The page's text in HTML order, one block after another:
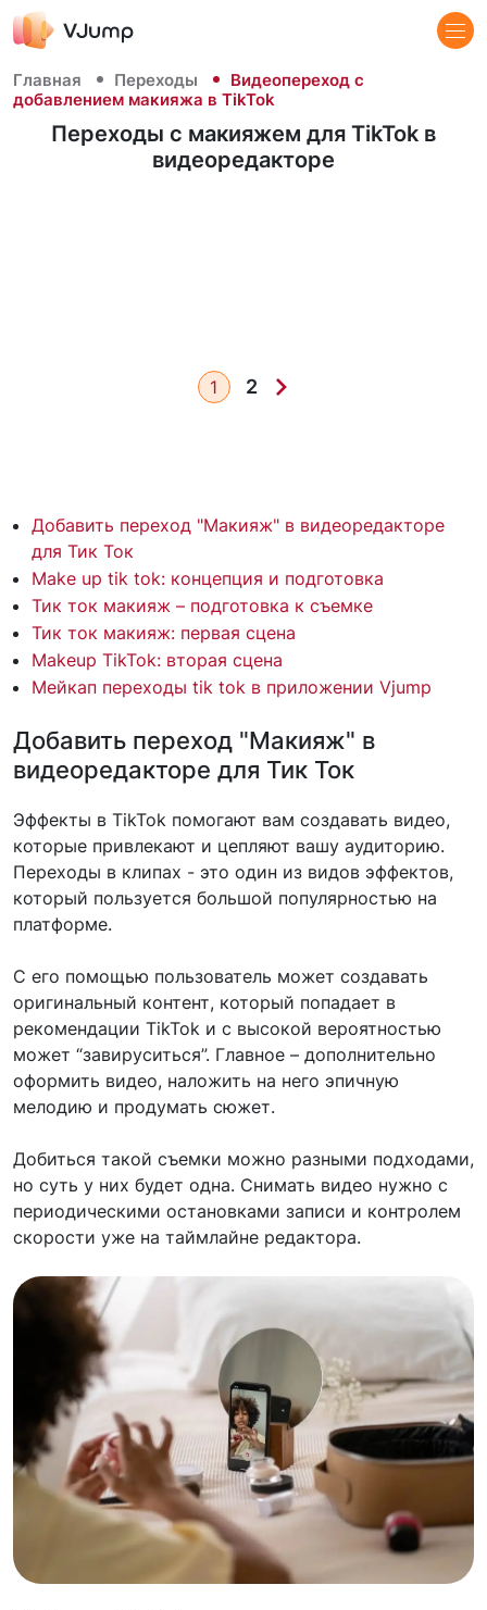
Главная Переходы
Видеопереход с
добавлением макияжа в TikTok
Переходы с макияжем для TikTok в
видеоредакторе
1 2
Добавить переход "Макияж" в видеоредакторе
для Тик Ток
Make up tik tok: концепция и подготовка
Тик ток макияж – подготовка к съемке
Тик ток макияж: первая сцена
Makeup TikTok: вторая сцена
Мейкап переходы tik tok в приложении Vjump
Добавить переход "Макияж" в
видеоредакторе для Тик Ток
Эффекты в TikTok помогают вам создавать видео,
которые привлекают и цепляют вашу аудиторию.
Переходы в клипах - это один из видов эффектов,
который пользуется большой популярностью на
платформе.
С его помощью пользователь может создавать
оригинальный контент, который попадает в
рекомендации TikTok и с высокой вероятностью
может “завируситься”. Главное – дополнительно
оформить видео, наложить на него эпичную
мелодию и продумать сюжет.
Добиться такой съемки можно разными подходами,
но суть у них будет одна. Снимать видео нужно с
периодическими остановками записи и контролем
скорости уже на таймлайне редактора.